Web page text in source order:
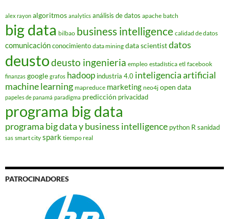
alex rayon algoritmos analytics análisis de datos apache batch
big data bilbao business intelligence calidad de datos
comunicaciónconocimiento data mining data scientistdatos
deustodeusto ingenieria empleo estadística etl facebook
finanzas google grafos hadoop industria 4.0 inteligencia artificial
machine learning mapreduce marketing neo4j open data
papeles de panamá paradigma predicción privacidad
programa big data
programa big data y business intelligence python R sanidad
sas smart city spark tiempo real
PATROCINADORES